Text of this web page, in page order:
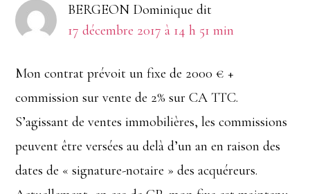
lecteurBERGEON Dominique dit
17 décembre 2017 à 14 h 51 min
Mon contrat prévoit un fixe de 2000 € +
commission sur vente de 2% sur CA TTC.
S’agissant de ventes immobilières, les commissions
peuvent être versées au delà d’un an en raison des
dates de « signature-notaire » des acquéreurs.